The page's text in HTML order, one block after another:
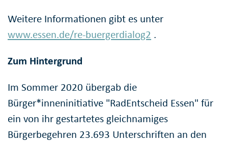
Weitere Informationen gibt es unter
www.essen.de/re-buergerdialog2 .
Zum Hintergrund
Im Sommer 2020 übergab die
Bürger*inneninitiative "RadEntscheid Essen" für
ein von ihr gestartetes gleichnamiges
Bürgerbegehren 23.693 Unterschriften an den